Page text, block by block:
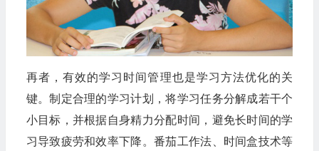
再者，有效的学习时间管理也是学习方法优化的关
键。制定合理的学习计划，将学习任务分解成若干个
小目标，并根据自身精力分配时间，避免长时间的学
习导致疲劳和效率下降。番茄工作法、时间盒技术等